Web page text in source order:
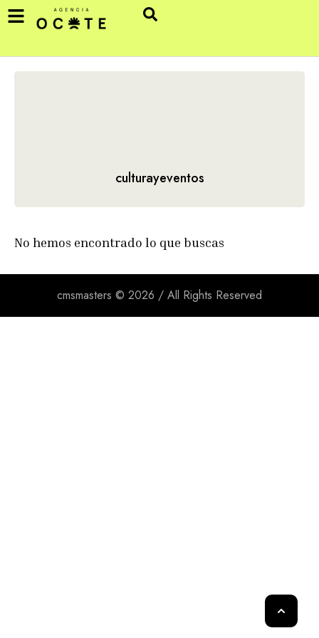
culturayeventos
No hemos encontrado lo que buscas
cmsmasters © 2026 / All Rights Reserved